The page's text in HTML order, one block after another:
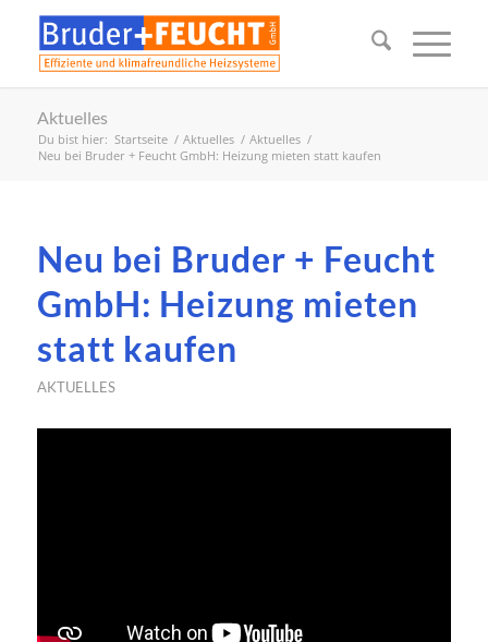
Aktuelles
Du bist hier: Startseite / Aktuelles / Aktuelles /
Neu bei Bruder + Feucht GmbH: Heizung mieten statt kaufen
Neu bei Bruder + Feucht
GmbH: Heizung mieten
statt kaufen
AKTUELLES